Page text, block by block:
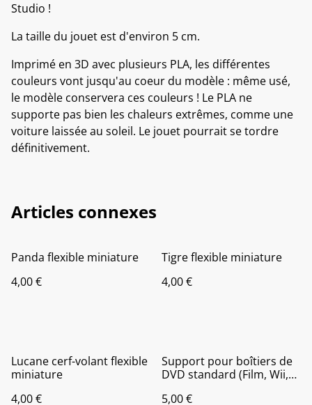
Studio !
La taille du jouet est d'environ 5 cm.
Imprimé en 3D avec plusieurs PLA, les différentes
couleurs vont jusqu'au coeur du modèle : même usé,
le modèle conservera ces couleurs ! Le PLA ne
supporte pas bien les chaleurs extrêmes, comme une
voiture laissée au soleil. Le jouet pourrait se tordre
définitivement.
Articles connexes
Panda flexible miniature
4,00 €
Tigre flexible miniature
4,00 €
Lucane cerf-volant flexible
miniature
4,00 €
Support pour boîtiers de
DVD standard (Film, Wii,
5,00 €